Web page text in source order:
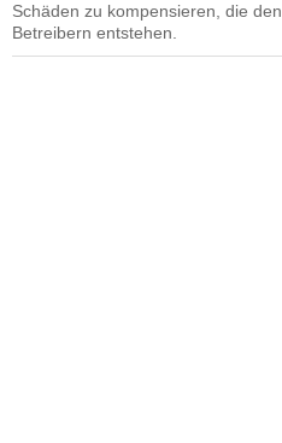
Schäden zu kompensieren, die den
Betreibern entstehen.